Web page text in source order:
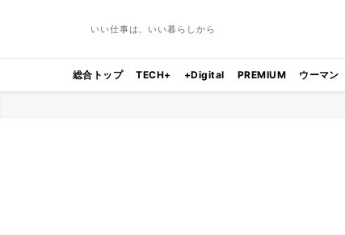
いい仕事は、いい暮らしから
総合トップ TECH+ +Digital PREMIUM ウーマン